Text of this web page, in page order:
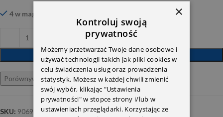
4 w magazynie
DODAJ DO KOSZYKA
Porównywarka Ulubione
SKU: 9069980040
×
Kontroluj swoją
prywatność
Możemy przetwarzać Twoje dane osobowe i
używać technologii takich jak pliki cookies w
celu świadczenia usług oraz prowadzenia
statystyk. Możesz w każdej chwili zmienić
swój wybór, klikając "Ustawienia
prywatności" w stopce strony i/lub w
ustawieniach przeglądarki. Korzystając ze